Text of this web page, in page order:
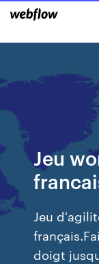
Jeu
Jeu
doigt